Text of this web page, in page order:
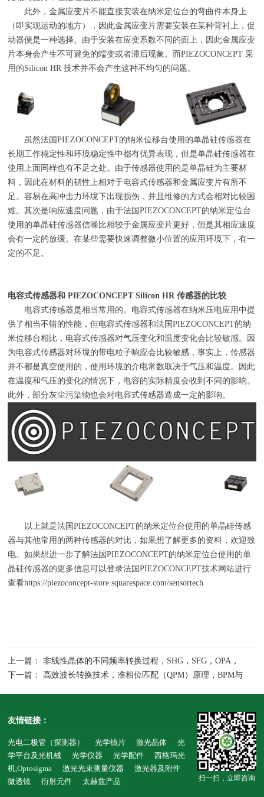
此外，金属应变片不能直接安装在纳米定位台的弯曲件本身上
（即实现运动的地方），因此金属应变片需要安装在某种背衬上，促
动器便是一种选择。由于安装在应变系数不同的面上，因此金属应变
片本身会产生不可避免的蠕变或者滞后现象。而PIEZOCONCEPT采
用的Silicon HR技术并不会产生这种不均匀的问题。
虽然法国PIEZOCONCEPT的纳米位移台使用的单晶硅传感器在
长期工作稳定性和环境稳定性中都有优异表现，但是单晶硅传感器在
使用上面同样也有不足之处。由于传感器使用的是单晶硅为主要材
料，因此在材料的韧性上相对于电容式传感器和金属应变片有所不
足。容易在高冲击力环境下出现损伤，并且维修的方式会相对比较困
难。其次是响应速度问题，由于法国PIEZOCONCEPT的纳米定位台
使用的单晶硅传感器信噪比相较于金属应变片更好，但是其相应速度
会有一定的放缓。在某些需要快速调整微小位置的应用环境下，有一
定的不足。
电容式传感器和 PIEZOCONCEPT Silicon HR传感器的比较
电容式传感器是相当常用的。电容式传感器在纳米压电应用中提
供了相当不错的性能，但电容式传感器和法国PIEZOCONCEPT的纳
米位移台相比，电容式传感器对气压变化和温度变化会比较敏感。因
为电容式传感器对环境的带电粒子响应会比较敏感，事实上，传感器
并不都是真空使用的，使用环境的介电常数取决于气压和温度。因此
在温度和气压的变化的情况下，电容的实际精度会收到不同的影响。
此外，部分灰尘污染物也会对电容式传感器造成一定的影响。
以上就是法国PIEZOCONCEPT的纳米定位台使用的单晶硅传感
器与其他常用的两种传感器的对比，如果想了解更多的资料，欢迎致
电。如果想进一步了解法国PIEZOCONCEPT的纳米定位台使用的单
晶硅传感器的更多信息可以登录法国PIEZOCONCEPT技术网站进行
查看https://piezoconcept-store.squarespace.com/sensortech
上一篇： 非线性晶体的不同频率转换过程，SHG，SFG，OPA，
OPO，DFG，OPG的计算说明
下一篇： 高效波长转换技术，准相位匹配（QPM）原理，BPM与
友情链接：
光电二极管（探测器） 光学镜片 激光晶体
光
学平台及光机械
光学仪器 光学配件
西格玛光
机,Optosigma
激光光束测量仪器
激光器及附件
微透镜
衍射元件 太赫兹产品 扫一扫，立即咨询